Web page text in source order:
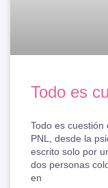
Todo es
Todo es cuestión
PNL, desde la
escrito solo por
dos personas
en